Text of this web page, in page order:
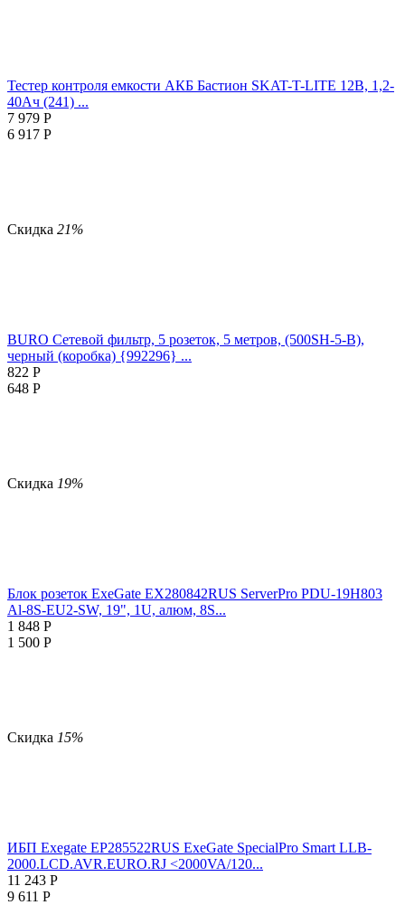
Тестер контроля емкости АКБ Бастион SKAT-T-LITE 12В, 1,2-
40Ач (241) ...
7 979 Р
6 917 Р
Скидка 21%
BURO Сетевой фильтр, 5 розеток, 5 метров, (500SH-5-B),
черный (коробка) {992296} ...
822 Р
648 Р
Скидка 19%
Блок розеток ExeGate EX280842RUS ServerPro PDU-19H803
Al-8S-EU2-SW, 19", 1U, алюм, 8S...
1 848 Р
1 500 Р
Скидка 15%
ИБП Exegate EP285522RUS ExeGate SpecialPro Smart LLB-
2000.LCD.AVR.EURO.RJ <2000VA/120...
11 243 Р
9 611 Р